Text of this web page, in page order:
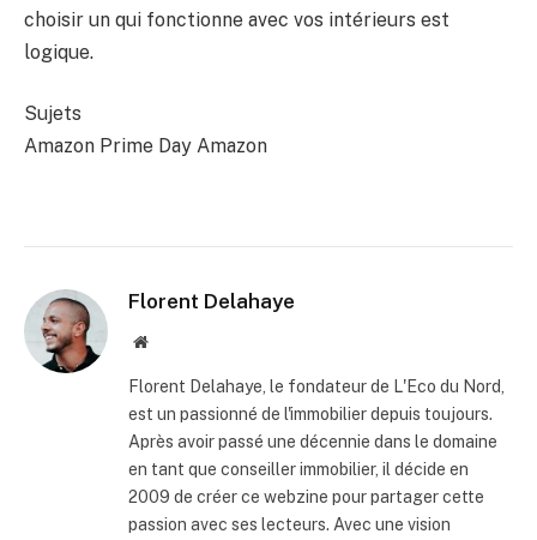
choisir un qui fonctionne avec vos intérieurs est
logique.
Sujets
Amazon Prime Day Amazon
Florent Delahaye
Site
Florent Delahaye, le fondateur de L'Eco du Nord,
est un passionné de l'immobilier depuis toujours.
Après avoir passé une décennie dans le domaine
en tant que conseiller immobilier, il décide en
2009 de créer ce webzine pour partager cette
passion avec ses lecteurs. Avec une vision